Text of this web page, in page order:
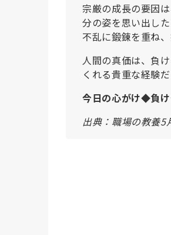
宗厳の成長の要因
分の姿を思い出し
不乱に鍛錬を重ね
人間の真価は、負
くれる貴重な経験
今日の心がけ◆負
出典：職場の教養5